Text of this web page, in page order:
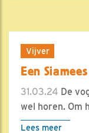
Vijver
Een
31.03.24 De
wel horen. Om
Lees meer